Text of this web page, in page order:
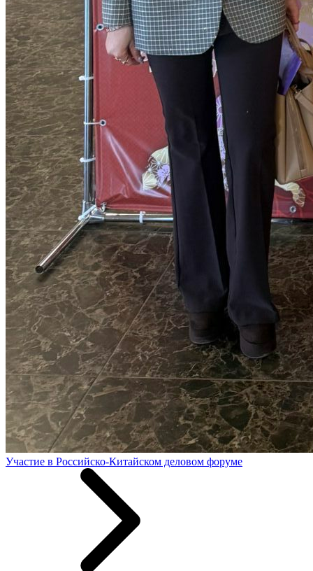
Участие в Российско-Китайском деловом форуме